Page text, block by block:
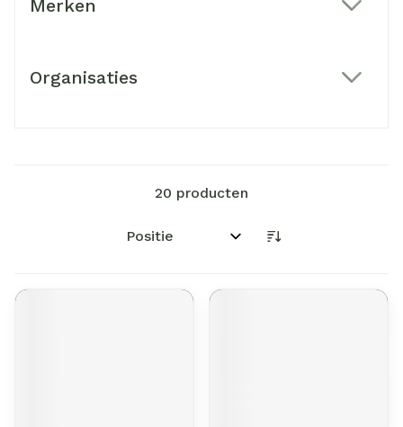
Merken
Organisaties
20 producten
Sorteer op: